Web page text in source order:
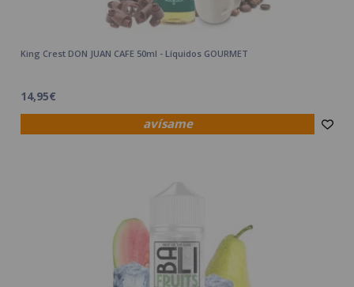
avísame
King Crest DON JUAN CAFE 50ml - Líquidos GOURMET
14,95€